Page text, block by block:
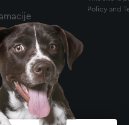
Policy and